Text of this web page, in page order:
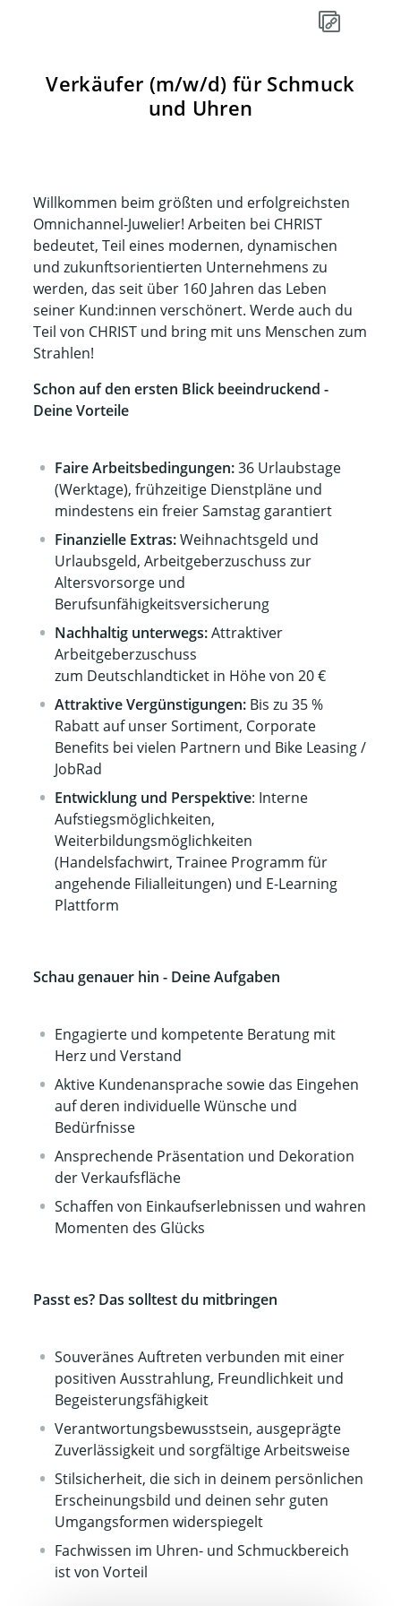
Verkäufer (m/w/d) für Schmuck
und Uhren
Willkommen beim größten und erfolgreichsten
Omnichannel-Juwelier! Arbeiten bei CHRIST
bedeutet, Teil eines modernen, dynamischen
und zukunftsorientierten Unternehmens zu
werden, das seit über 160 Jahren das Leben
seiner Kund:innen verschönert. Werde auch du
Teil von CHRIST und bring mit uns Menschen zum
Strahlen!​​
Schon auf den ersten Blick beeindruckend -
Deine Vorteile
Faire Arbeitsbedingungen:36 Urlaubstage
(Werktage), frühzeitige Dienstpläne und
mindestens ein freier Samstag garantiert
Finanzielle Extras:Weihnachtsgeld und
Urlaubsgeld, Arbeitgeberzuschuss zur
Altersvorsorge und
Berufsunfähigkeitsversicherung
Nachhaltig unterwegs:Attraktiver
Arbeitgeberzuschuss
zum Deutschlandticket in Höhe von 20 €
Attraktive Vergünstigungen: Bis zu 35 %
Rabatt auf unser Sortiment, Corporate
Benefits bei vielen Partnern und Bike Leasing /
JobRad
Entwicklung und Perspektive: Interne
Aufstiegsmöglichkeiten,
Weiterbildungsmöglichkeiten
(Handelsfachwirt, Trainee Programm für
angehende Filialleitungen) und E-Learning
Plattform
Schau genauer hin - Deine Aufgaben
Engagierte und kompetente Beratung mit
Herz und Verstand
Aktive Kundenansprache sowie das Eingehen
auf deren individuelle Wünsche und
Bedürfnisse
Ansprechende Präsentation und Dekoration
der Verkaufsfläche
Schaffen von Einkaufserlebnissen und wahren
Momenten des Glücks
Passt es? Das solltest du mitbringen
Souveränes Auftreten verbunden mit einer
positiven Ausstrahlung, Freundlichkeit und
Begeisterungsfähigkeit
Verantwortungsbewusstsein, ausgeprägte
Zuverlässigkeit und sorgfältige Arbeitsweise
Stilsicherheit, die sich in deinem persönlichen
Erscheinungsbild und deinen sehr guten
Umgangsformen widerspiegelt
Fachwissen im Uhren- und Schmuckbereich
ist von Vorteil